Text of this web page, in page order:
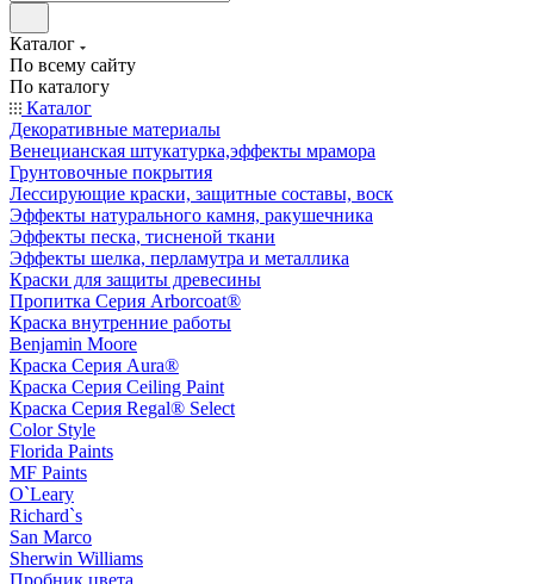
Каталог
По всему сайту
По каталогу
Каталог
Декоративные материалы
Венецианская штукатурка,эффекты мрамора
Грунтовочные покрытия
Лессирующие краски, защитные составы, воск
Эффекты натурального камня, ракушечника
Эффекты песка, тисненой ткани
Эффекты шелка, перламутра и металлика
Краски для защиты древесины
Пропитка Серия Arborcoat®
Краска внутренние работы
Benjamin Moore
Краска Серия Aura®
Краска Серия Ceiling Paint
Краска Серия Regal® Select
Color Style
Florida Paints
MF Paints
O`Leary
Richard`s
San Marco
Sherwin Williams
Пробник цвета